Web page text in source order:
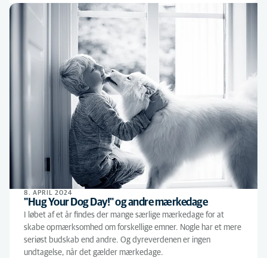
8. APRIL 2024
"Hug Your Dog Day!" og andre mærkedage
I løbet af et år findes der mange særlige mærkedage for at
skabe opmærksomhed om forskellige emner. Nogle har et mere
seriøst budskab end andre. Og dyreverdenen er ingen
undtagelse, når det gælder mærkedage.